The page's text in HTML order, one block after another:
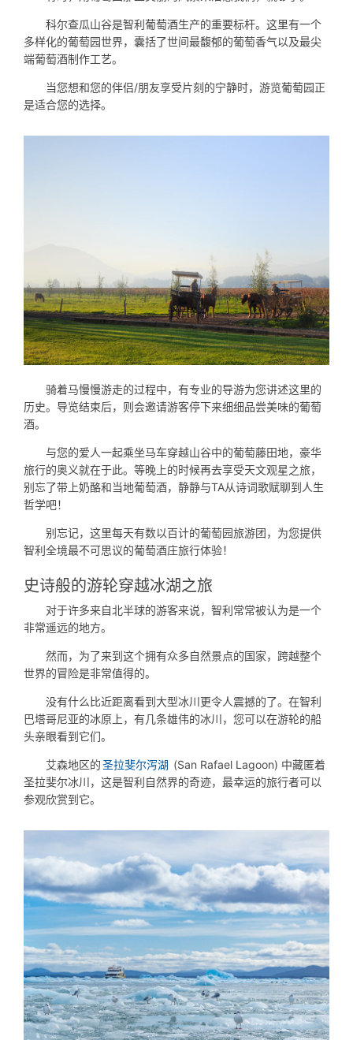
科尔查瓜山谷是智利葡萄酒生产的重要标杆。这里有一个
多样化的葡萄园世界，囊括了世间最馥郁的葡萄香气以及最尖
端葡萄酒制作工艺。
当您想和您的伴侣/朋友享受片刻的宁静时，游览葡萄园正
是适合您的选择。
骑着马慢慢游走的过程中，有专业的导游为您讲述这里的
历史。导览结束后，则会邀请游客停下来细细品尝美味的葡萄
酒。
与您的爱人一起乘坐马车穿越山谷中的葡萄藤田地，豪华
旅行的奥义就在于此。等晚上的时候再去享受天文观星之旅，
别忘了带上奶酪和当地葡萄酒，静静与TA从诗词歌赋聊到人生
哲学吧！
别忘记，这里每天有数以百计的葡萄园旅游团，为您提供
智利全境最不可思议的葡萄酒庄旅行体验！
史诗般的游轮穿越冰湖之旅
对于许多来自北半球的游客来说，智利常常被认为是一个
非常遥远的地方。
然而，为了来到这个拥有众多自然景点的国家，跨越整个
世界的冒险是非常值得的。
没有什么比近距离看到大型冰川更令人震撼的了。在智利
巴塔哥尼亚的冰原上，有几条雄伟的冰川，您可以在游轮的船
头亲眼看到它们。
艾森地区的圣拉斐尔泻湖 (San Rafael Lagoon) 中藏匿着
圣拉斐尔冰川，这是智利自然界的奇迹，最幸运的旅行者可以
参观欣赏到它。